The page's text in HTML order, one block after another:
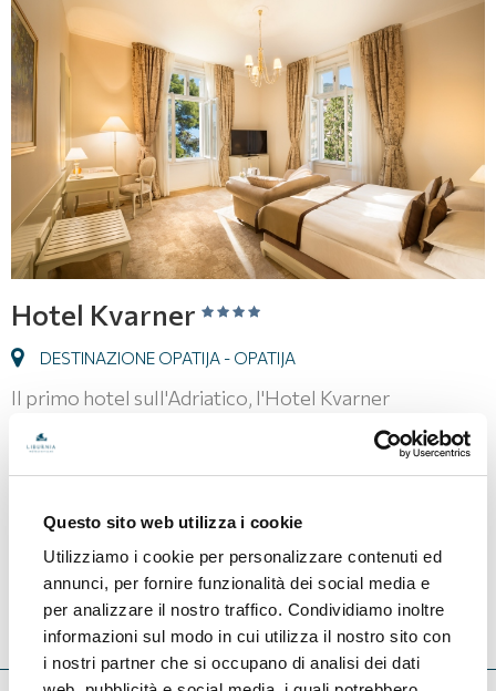
Questo sito web utilizza i cookie
Utilizziamo i cookie per personalizzare contenuti ed
annunci, per fornire funzionalità dei social media e
per analizzare il nostro traffico. Condividiamo inoltre
informazioni sul modo in cui utilizza il nostro sito con
i nostri partner che si occupano di analisi dei dati
Hotel Kvarner
DESTINAZIONE OPATIJA - OPATIJA
Il primo hotel sull'Adriatico, l'Hotel Kvarner
rappresenta lo standard d'eleganza e sofisticatezza a
Opatija. L'albergo è perfetto per matrimoni e
CAMERA GIÀ DA 128,00 €
PREZZI E DISPONIBILITA